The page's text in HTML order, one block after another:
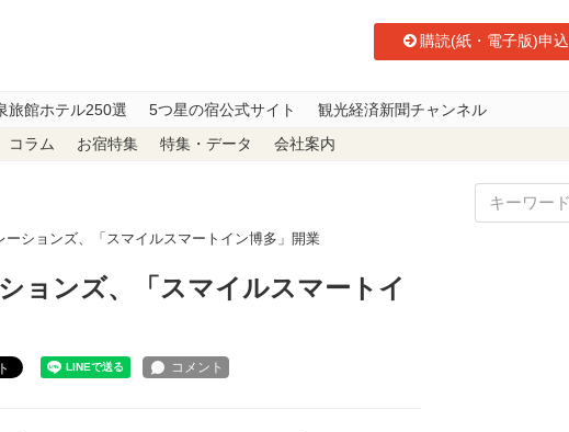
購読(紙・電子版)申込
旅館ホテル250選 5つ星の宿公式サイト 観光経済新聞チャンネル
コラム お宿特集 特集・データ 会社案内
ーションズ、「スマイルスマートイン博多」開業
ョンズ、「スマイルスマートイ